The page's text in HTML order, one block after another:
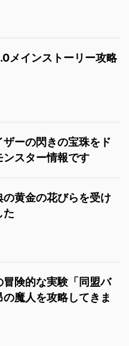
メインストーリー攻略
ザーの閃きの宝珠をド
ンスター情報です
の黄金の花びらを受け
た
冒険的な実験「同盟バ
の魔人を攻略してきま